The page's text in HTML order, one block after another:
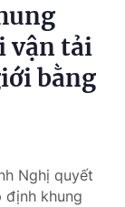
vận tải
bằng
Nghị quyết
định khung